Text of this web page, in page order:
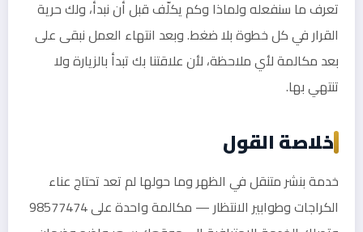
تعرف ما سنفعله ولماذا وكم يكلّف قبل أن نبدأ، ولك حرية
القرار في كل خطوة بلا ضغط. وبعد انتهاء العمل نبقى على
بعد مكالمة لأي ملاحظة، لأن علاقتنا بك تبدأ بالزيارة ولا
تنتهي بها.
خلاصة القول
خدمة بنشر متنقل في الظهر وما حولها لم تعد تحتاج عناء
الكراجات وطوابير الانتظار — مكالمة واحدة على 98577474